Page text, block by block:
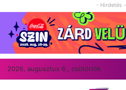
- Hirdetés -
2026, augusztus 6., csütörtök